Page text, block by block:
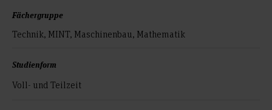
Fächergruppe
Technik, MINT, Maschinenbau, Mathematik
Studienform
Voll- und Teilzeit